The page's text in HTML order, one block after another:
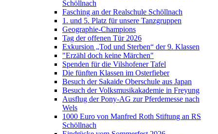
Schöllnach
Fasching an der Realschule Schöllnach
1. und 5. Platz für unsere Tanzgruppen
Geographie-Champions
Tag der offenen Tür 2026
Exkursion „Tod und Sterben“ der 9. Klassen
"Erzähl doch keine Märchen"
Spenden für die Vilshofener Tafel
Die fünften Klassen im Osterfieber
Besuch der Sakaide Oberschule aus Japan
Besuch der Volksmusikakademie in Freyung
Ausflug der Pony-AG zur Pferdemesse nach
Wels
1000 Euro von Manfred Roth Stiftung an RS
Schöllnach